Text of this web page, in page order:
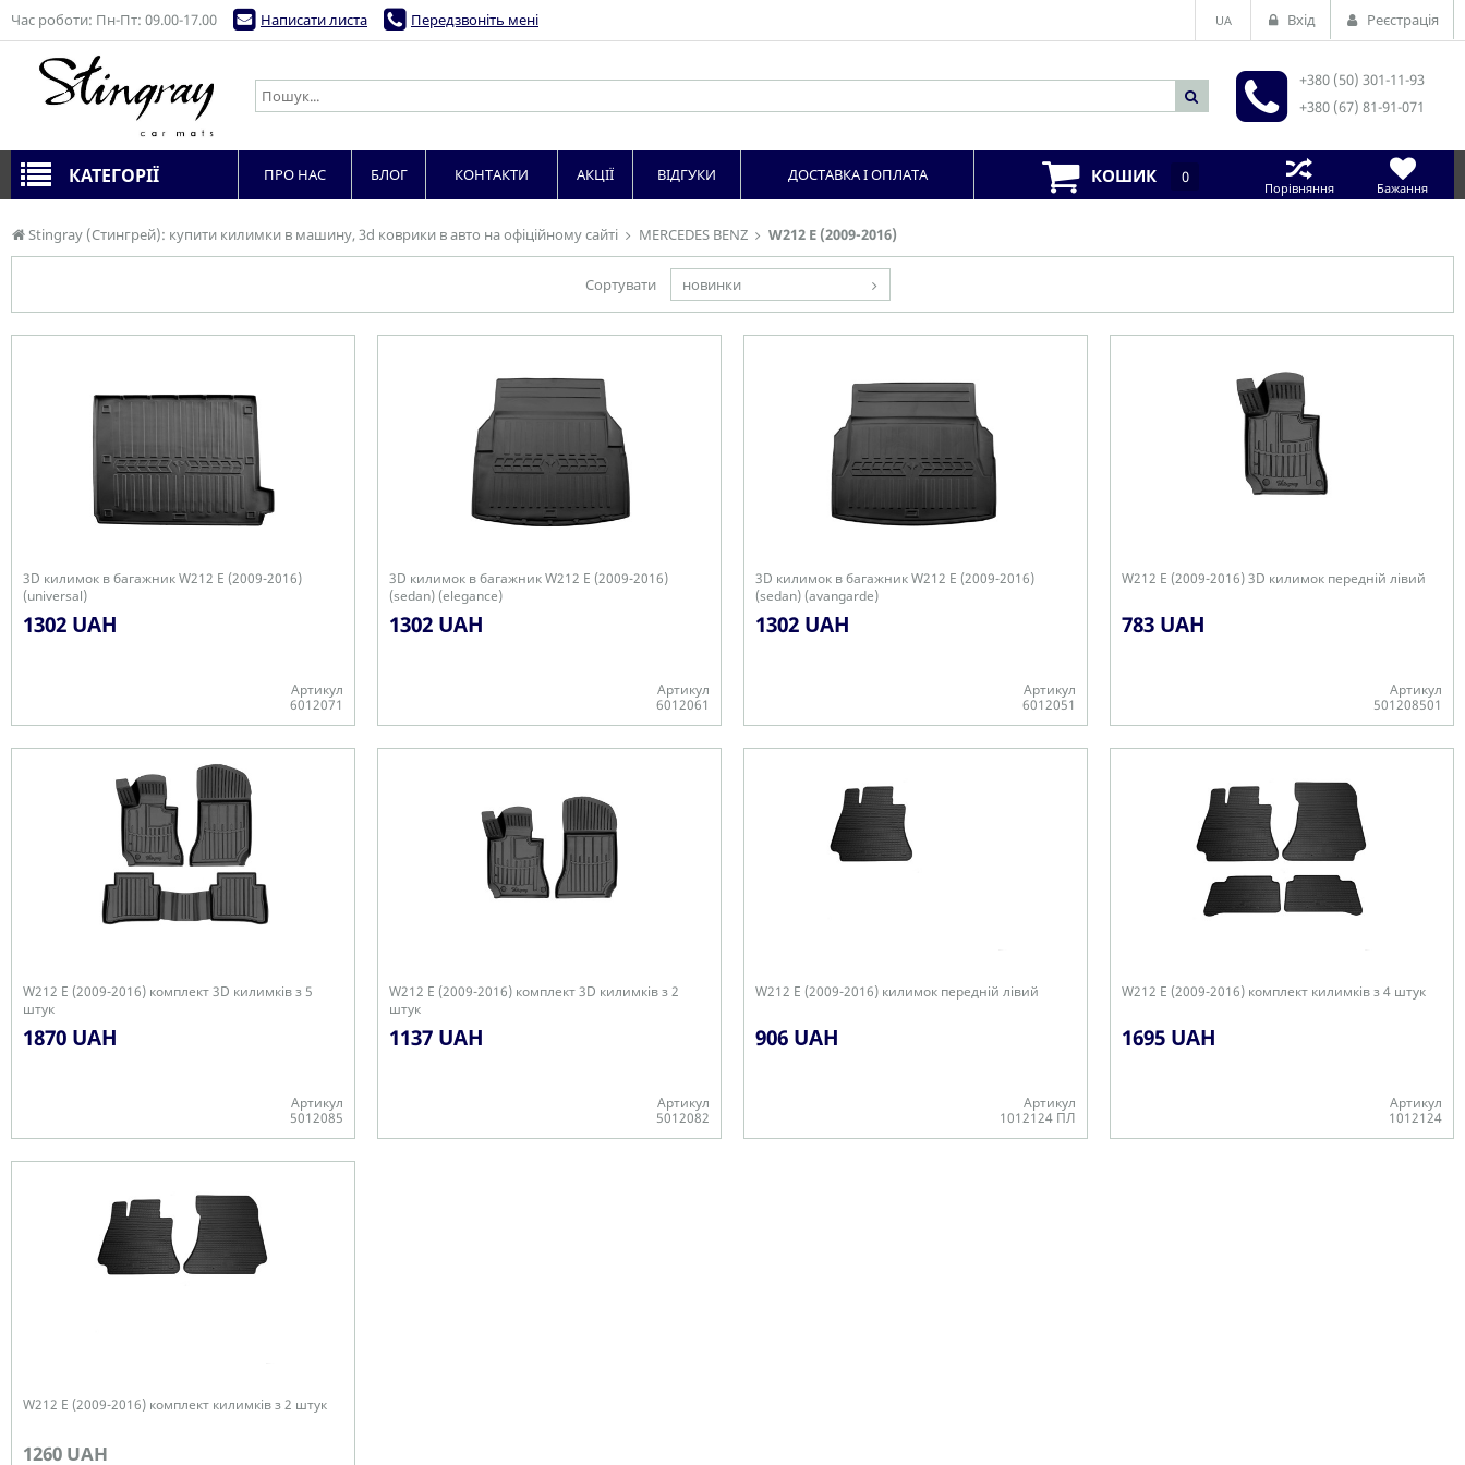
Stingray (Стингрей): купити килимки в машину, 3d коврики в авто на офіційному сайті MERCEDES BENZ W212 E (2009-2016)
Сортувати новинки
3D килимок в багажник W212 E (2009-2016)
(universal)
1302 UAH
Артикул
6012071
3D килимок в багажник W212 E (2009-2016)
(sedan) (elegance)
1302 UAH
Артикул
6012061
3D килимок в багажник W212 E (2009-2016)
(sedan) (avangarde)
1302 UAH
Артикул
6012051
W212 E (2009-2016) 3D килимок передній лівий
783 UAH
Артикул
501208501
W212 E (2009-2016) комплект 3D килимків з 5
штук
1870 UAH
Артикул
5012085
W212 E (2009-2016) комплект 3D килимків з 2
штук
1137 UAH
Артикул
5012082
W212 E (2009-2016) килимок передній лівий
906 UAH
Артикул
1012124 ПЛ
W212 E (2009-2016) комплект килимків з 4 штук
1695 UAH
Артикул
1012124
W212 E (2009-2016) комплект килимків з 2 штук
1260 UAH
Час роботи: Пн-Пт: 09.00-17.00 Написати листа Передзвоніть мені UA Вхід Реєстрація
+380 (50) 301-11-93
+380 (67) 81-91-071
КАТЕГОРІЇ ПРО НАС БЛОГ КОНТАКТИ АКЦІЇ ВІДГУКИ ДОСТАВКА І ОПЛАТА КОШИК 0
Порівняння Бажання